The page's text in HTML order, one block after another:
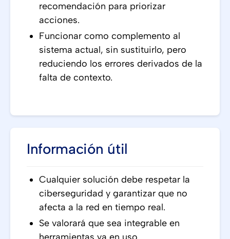
recomendación para priorizar
acciones.
Funcionar como complemento al
sistema actual, sin sustituirlo, pero
reduciendo los errores derivados de la
falta de contexto.
Información útil
Cualquier solución debe respetar la
ciberseguridad y garantizar que no
afecta a la red en tiempo real.
Se valorará que sea integrable en